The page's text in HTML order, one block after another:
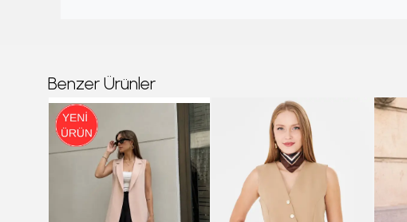
Benzer Ürünler